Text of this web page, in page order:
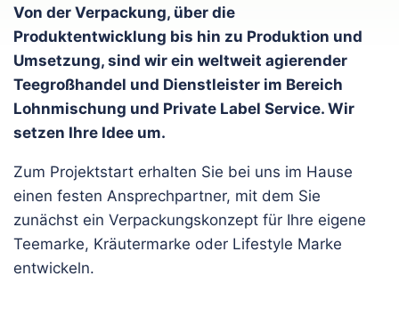
Von der Verpackung, über die
Produktentwicklung bis hin zu Produktion und
Umsetzung, sind wir ein weltweit agierender
Teegroßhandel und Dienstleister im Bereich
Lohnmischung und Private Label Service. Wir
setzen Ihre Idee um.
Zum Projektstart erhalten Sie bei uns im Hause
einen festen Ansprechpartner, mit dem Sie
zunächst ein Verpackungskonzept für Ihre eigene
Teemarke, Kräutermarke oder Lifestyle Marke
entwickeln.